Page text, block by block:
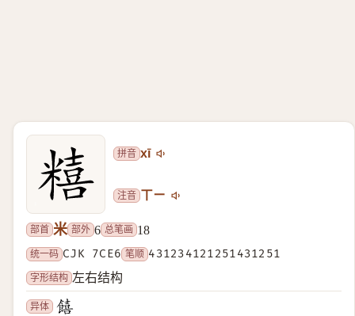
拼音 xī
注音 ㄒㄧ
部首 米 部外 6 总笔画 18
统一码 CJK 7CE6 笔顺 431234121251431251
字形结构 左右结构
异体